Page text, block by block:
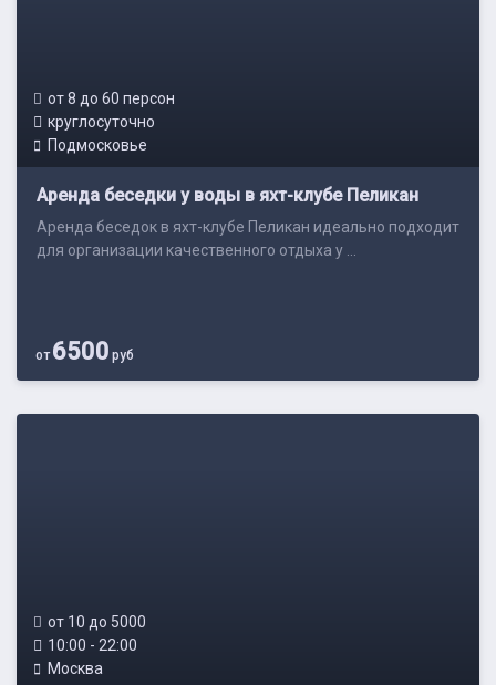
от 8 до 60 персон
круглосуточно
Подмосковье
Аренда беседки у воды в яхт-клубе Пеликан
Аренда беседок в яхт-клубе Пеликан идеально подходит
для организации качественного отдыха у ...
от6500 руб
от 10 до 5000
10:00 - 22:00
Москва